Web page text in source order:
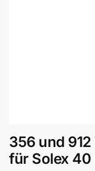
356 und
für Solex 40